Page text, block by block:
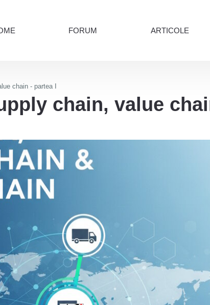
FORUM ARTICOLE
chain - partea I
chain, value